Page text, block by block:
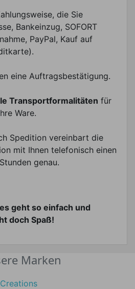
die Sie
Bankeinzug, SOFORT
PayPal, Kauf auf
eine Auftragsbestätigung.
Transportformalitäten für
Ware.
Spedition vereinbart die
mit Ihnen telefonisch einen
genau.
geht so einfach und
doch Spaß!
Marken